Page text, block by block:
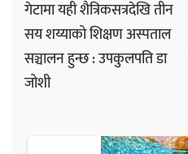
गेटामा यही शैत्रिकसत्रदेखि तीन
सय शय्याको शिक्षण अस्पताल
सञ्चालन हुन्छ : उपकुलपति डा
जोशी